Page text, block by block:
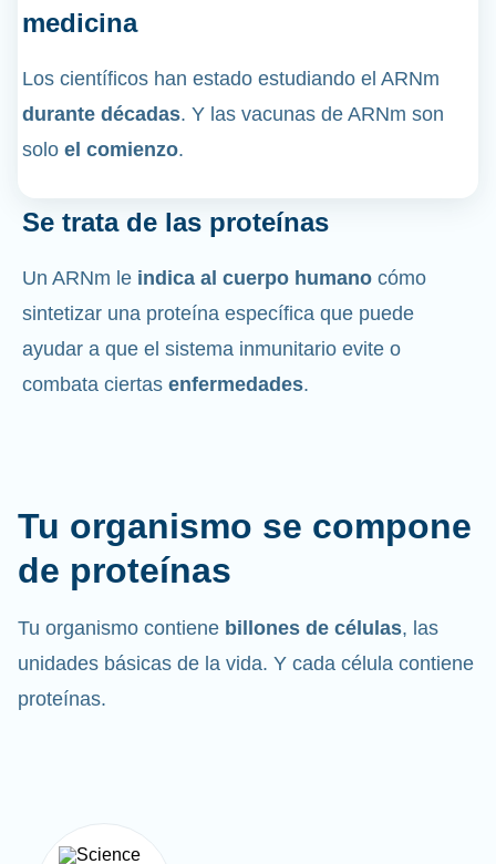
medicina
Los científicos han estado estudiando el ARNm
durante décadas. Y las vacunas de ARNm son
solo el comienzo.
Se trata de las proteínas
Un ARNm le indica al cuerpo humano cómo
sintetizar una proteína específica que puede
ayudar a que el sistema inmunitario evite o
combata ciertas enfermedades.
Tu organismo se compone
de proteínas
Tu organismo contiene billones de células, las
unidades básicas de la vida. Y cada célula contiene
proteínas.